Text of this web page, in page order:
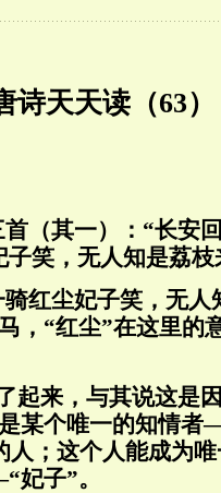
诗天天读（63）
（其一）：“长安
笑，无人知是荔枝
红尘妃子笑，无人
，“红尘”在这里的
起来，与其说这是
某个唯一的知情
人；这个人能成为
子”。